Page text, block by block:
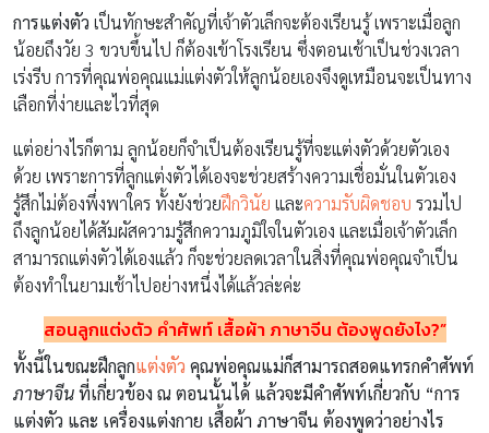
การแต่งตัว เป็นทักษะสำคัญที่เจ้าตัวเล็กจะต้องเรียนรู้ เพราะเมื่อลูก
น้อยถึงวัย 3 ขวบขึ้นไป ก็ต้องเข้าโรงเรียน ซึ่งตอนเช้าเป็นช่วงเวลา
เร่งรีบ การที่คุณพ่อคุณแม่แต่งตัวให้ลูกน้อยเองจึงดูเหมือนจะเป็นทาง
เลือกที่ง่ายและไวที่สุด
แต่อย่างไรก็ตาม ลูกน้อยก็จำเป็นต้องเรียนรู้ที่จะแต่งตัวด้วยตัวเอง
ด้วย เพราะการที่ลูกแต่งตัวได้เองจะช่วยสร้างความเชื่อมั่นในตัวเอง
รู้สึกไม่ต้องพึ่งพาใคร ทั้งยังช่วยฝึกวินัย และความรับผิดชอบ รวมไป
ถึงลูกน้อยได้สัมผัสความรู้สึกความภูมิใจในตัวเอง และเมื่อเจ้าตัวเล็ก
สามารถแต่งตัวได้เองแล้ว ก็จะช่วยลดเวลาในสิ่งที่คุณพ่อคุณจำเป็น
ต้องทำในยามเช้าไปอย่างหนึ่งได้แล้วล่ะค่ะ
สอนลูกแต่งตัว คำศัพท์ เสื้อผ้า ภาษาจีน ต้องพูดยังไง?”
ทั้งนี้ในขณะฝึกลูกแต่งตัว คุณพ่อคุณแม่ก็สามารถสอดแทรกคำศัพท์
ภาษาจีนที่เกี่ยวข้อง ณ ตอนนั้นได้ แล้วจะมีคำศัพท์เกี่ยวกับ “การ
แต่งตัว และ เครื่องแต่งกาย เสื้อผ้า ภาษาจีน ต้องพูดว่าอย่างไร